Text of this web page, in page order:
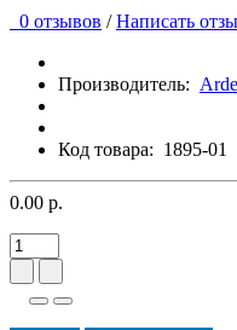
0 отзывов / Написать
Производитель:
Код товара: 1895-01
0.00 р.